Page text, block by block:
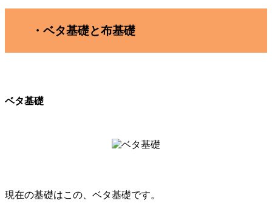
・ベタ基礎と布基礎
ベタ基礎
現在の基礎はこの、ベタ基礎です。